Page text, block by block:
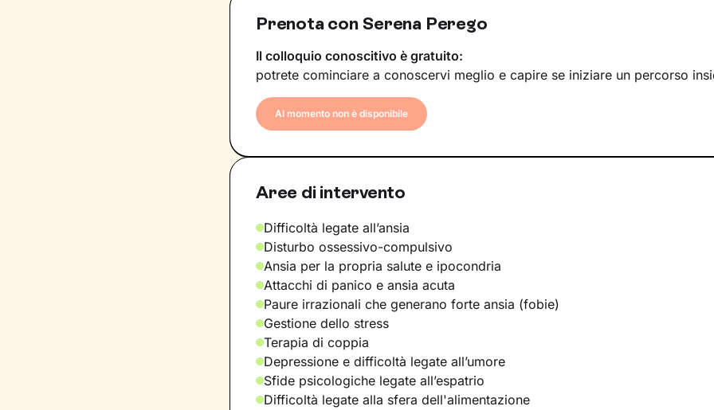
Prenota con Serena Perego
Il colloquio conoscitivo è gratuito:
potrete cominciare a conoscervi meglio e capire se iniziare un percorso
Al momento non è disponibile
Aree di intervento
Difficoltà legate all’ansia
Disturbo ossessivo-compulsivo
Ansia per la propria salute e ipocondria
Attacchi di panico e ansia acuta
Paure irrazionali che generano forte ansia (fobie)
Gestione dello stress
Terapia di coppia
Depressione e difficoltà legate all’umore
Sfide psicologiche legate all’espatrio
Difficoltà legate alla sfera dell'alimentazione